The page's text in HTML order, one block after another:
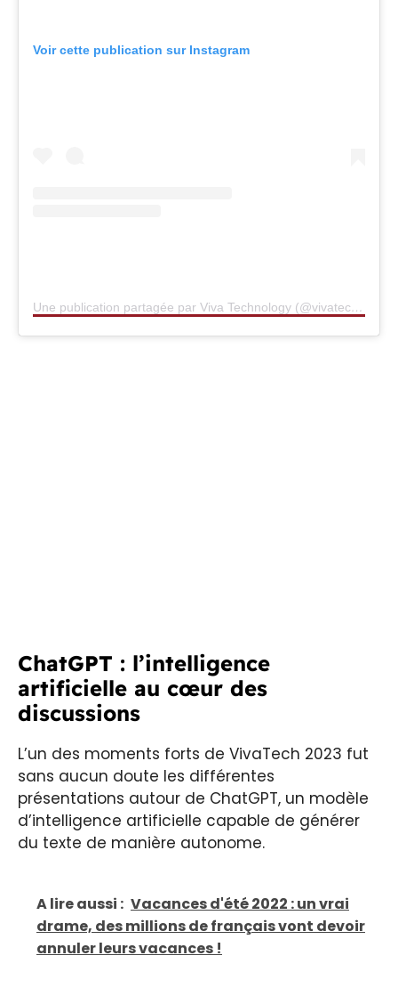
Voir cette publication sur Instagram
Une publication partagée par Viva Technology (@vivatech)
ChatGPT : l’intelligence
artificielle au cœur des
discussions
L’un des moments forts de VivaTech 2023 fut
sans aucun doute les différentes
présentations autour de ChatGPT, un modèle
d’intelligence artificielle capable de générer
du texte de manière autonome.
A lire aussi : Vacances d'été 2022 : un vrai
drame, des millions de français vont devoir
annuler leurs vacances !